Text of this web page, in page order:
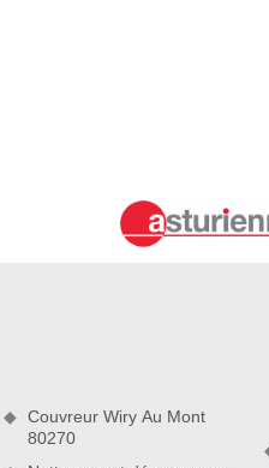
et en fonction du nombre de
de couverture
recherchez une entreprise
respect des règles de l’art.
Couvreur Wiry Au Mont
80270